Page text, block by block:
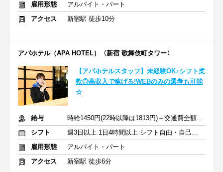
雇用形態
アルバイト・パート
アクセス
新宿駅 徒歩10分
アパホテル（APA HOTEL）〈新宿 歌舞伎町タワー〉
【アパホテルスタッフ】未経験OK♪シフト柔
軟◎高収入で稼げる!WEBのみの選考も可能
☆
給与
時給1450円(22時以降は1813円)＋交通費全額支給
シフト
週3日以上 1日4時間以上 シフト自由・自己申告
雇用形態
アルバイト・パート
アクセス
新宿駅 徒歩6分